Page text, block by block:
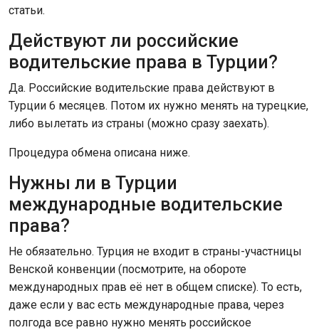
статьи.
Действуют ли российские
водительские права в Турции?
Да. Российские водительские права действуют в
Турции 6 месяцев. Потом их нужно менять на турецкие,
либо вылетать из страны (можно сразу заехать).
Процедура обмена описана ниже.
Нужны ли в Турции
международные водительские
права?
Не обязательно. Турция не входит в страны-участницы
Венской конвенции (посмотрите, на обороте
международных прав её нет в общем списке). То есть,
даже если у вас есть международные права, через
полгода все равно нужно менять российское